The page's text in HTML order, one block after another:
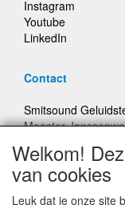
Instagram
Youtube
LinkedIn
Contact
Smitsound
Meester
E-mail:
Telefoon: +31-(0)6-
Welkom!
van cookies
Leuk dat je onze site